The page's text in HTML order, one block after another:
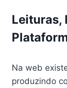
Leituras,
Na web
produzindo